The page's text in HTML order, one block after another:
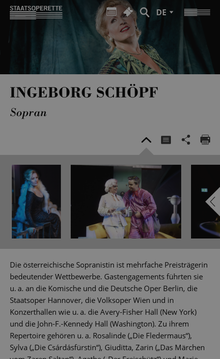
DE
INGEBORG SCHÖPF
Sopran
Die österreichische Sopranistin ist mehrfache Preisträgerin
bedeutender Wettbewerbe. Gastengagements führten sie
u. a. an die Komische und die Deutsche Oper Berlin, die
Staatsoper Hannover, die Volksoper Wien und in
Konzerthallen wie u. a. die Avery-Fisher Hall (New York)
und die John-F.-Kennedy Hall (Washington). Zu ihrem
Repertoire gehören u. a. Rosalinde („Die Fledermaus“),
Sylva („Die Csárdásfürstin“), Giuditta, Zarin („Das Märchen